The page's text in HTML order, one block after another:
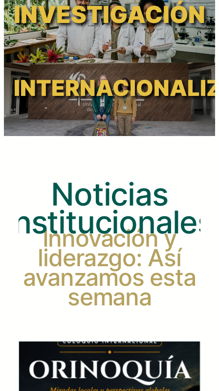
INVESTIGACIÓN
Innovación y
liderazgo: Así
avanzamos esta
semana
Noticias
Institucionales